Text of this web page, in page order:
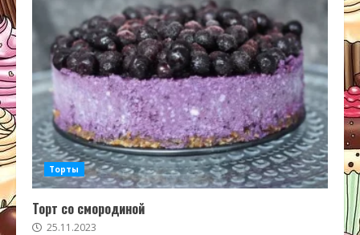
Торты
Торт со смородиной
25.11.2023